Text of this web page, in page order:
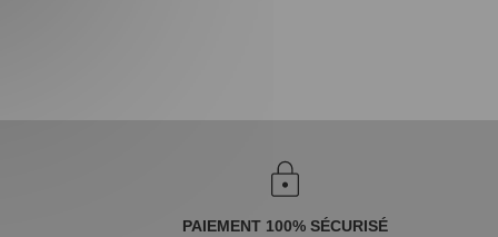
PAIEMENT 100% SÉCURISÉ